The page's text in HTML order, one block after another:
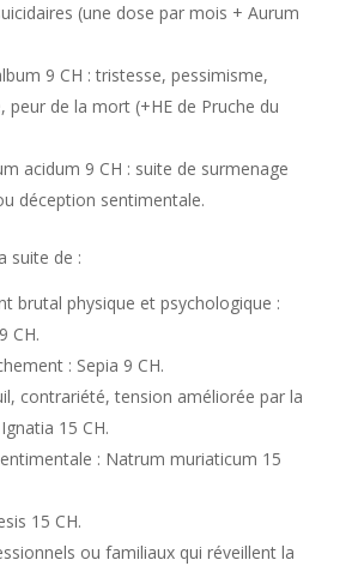
(une dose par mois + Aurum
9 CH : tristesse, pessimisme,
peur de la mort (+HE de Pruche du
acidum 9 CH : suite de surmenage
déception sentimentale.
suite de :
brutal physique et psychologique :
CH.
: Sepia 9 CH.
contrariété, tension améliorée par la
15 CH.
: Natrum muriaticum 15
15 CH.
ou familiaux qui réveillent la